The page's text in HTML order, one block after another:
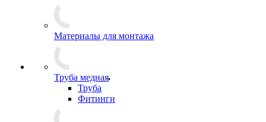
Материалы для монтажа
Труба медная
Труба
Фитинги